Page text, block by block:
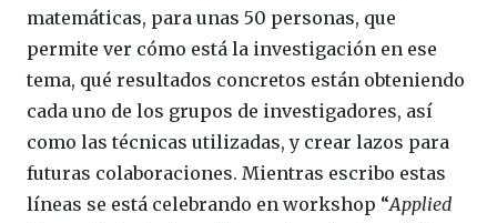
matemáticas, para unas 50 personas, que
permite ver cómo está la investigación en ese
tema, qué resultados concretos están obteniendo
cada uno de los grupos de investigadores, así
como las técnicas utilizadas, y crear lazos para
futuras colaboraciones. Mientras escribo estas
líneas se está celebrando en workshop “Applied